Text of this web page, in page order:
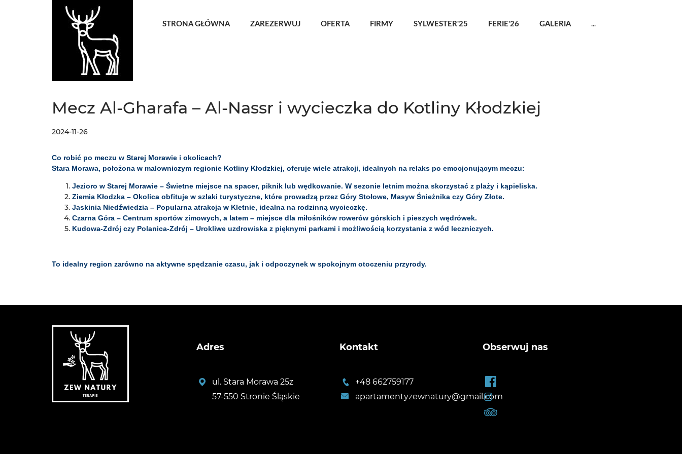
STRONA GŁÓWNA ZAREZERWUJ OFERTA FIRMY SYLWESTER'25 FERIE'26 GALERIA ...
Mecz Al-Gharafa – Al-Nassr i wycieczka do Kotliny Kłodzkiej
2024-11-26
Co robić po meczu w Starej Morawie i okolicach?
Stara Morawa, położona w malowniczym regionie Kotliny Kłodzkiej, oferuje wiele atrakcji, idealnych na relaks po emocjonującym meczu:
Jezioro w Starej Morawie – Świetne miejsce na spacer, piknik lub wędkowanie. W sezonie letnim można skorzystać z plaży i kąpieliska.
Ziemia Kłodzka – Okolica obfituje w szlaki turystyczne, które prowadzą przez Góry Stołowe, Masyw Śnieżnika czy Góry Złote.
Jaskinia Niedźwiedzia – Popularna atrakcja w Kletnie, idealna na rodzinną wycieczkę.
Czarna Góra – Centrum sportów zimowych, a latem – miejsce dla miłośników rowerów górskich i pieszych wędrówek.
Kudowa-Zdrój czy Polanica-Zdrój – Urokliwe uzdrowiska z pięknymi parkami i możliwością korzystania z wód leczniczych.
To idealny region zarówno na aktywne spędzanie czasu, jak i odpoczynek w spokojnym otoczeniu przyrody.
Adres
ul. Stara Morawa 25z
57-550 Stronie Śląskie
Kontakt
+48 662759177
apartamentyzewnatury@gmail.com
Obserwuj nas